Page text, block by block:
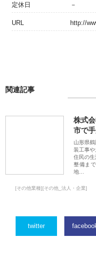
定休日 －
URL http://
関連記事
株式
市で
山形県
装工事
住民の
整備ま
地…
[その他業種][その他_法人・企業]
twitter